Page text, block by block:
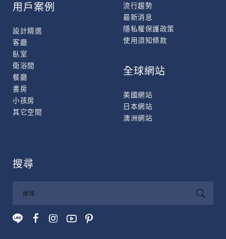
用戶案例
設計精選
客廳
臥室
衛浴間
餐廳
書房
小孩房
其它空間
流行趨勢
最新消息
隱私權保護政策
使用須知條款
全球網站
美國網站
日本網站
澳洲網站
搜尋